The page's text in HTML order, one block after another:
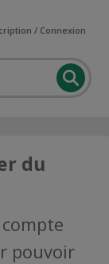
/ Connexion
du
pouvoir